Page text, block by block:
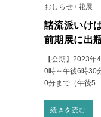
おしらせ / 花展
諸流派い
前期展に出
【会期】2023
0時～午後6時30
0分まで（午後5...
続きを読む